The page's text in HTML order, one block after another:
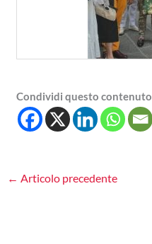
Condividi questo contenuto
← Articolo precedente